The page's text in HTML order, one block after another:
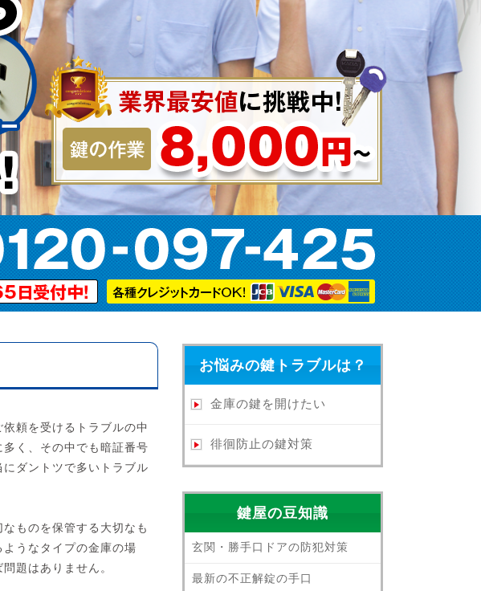
頼を受けるトラブルの中
く、その中でも暗証番号
ダントツで多いトラブル
ものを保管する大切なも
うなタイプの金庫の場
題はありません。
お悩みの鍵トラブルは？
金庫の鍵を開けたい
徘徊防止の鍵対策
鍵屋の豆知識
玄関・勝手口ドアの防犯対策
最新の不正解錠の手口